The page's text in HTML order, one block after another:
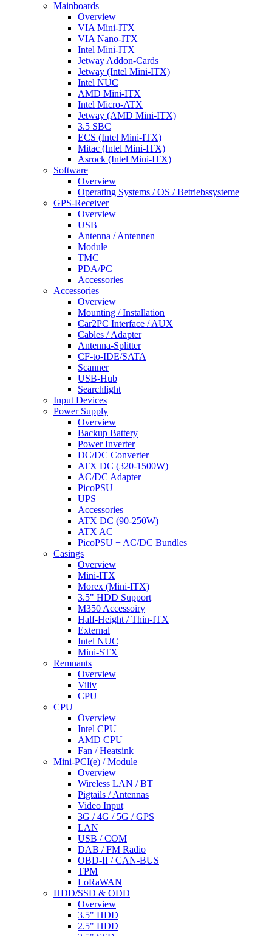
Mainboards
Overview
VIA Mini-ITX
VIA Nano-ITX
Intel Mini-ITX
Jetway Addon-Cards
Jetway (Intel Mini-ITX)
Intel NUC
AMD Mini-ITX
Intel Micro-ATX
Jetway (AMD Mini-ITX)
3.5 SBC
ECS (Intel Mini-ITX)
Mitac (Intel Mini-ITX)
Asrock (Intel Mini-ITX)
Software
Overview
Operating Systems / OS / Betriebssysteme
GPS-Receiver
Overview
USB
Antenna / Antennen
Module
TMC
PDA/PC
Accessories
Accessories
Overview
Mounting / Installation
Car2PC Interface / AUX
Cables / Adapter
Antenna-Splitter
CF-to-IDE/SATA
Scanner
USB-Hub
Searchlight
Input Devices
Power Supply
Overview
Backup Battery
Power Inverter
DC/DC Converter
ATX DC (320-1500W)
AC/DC Adapter
PicoPSU
UPS
Accessories
ATX DC (90-250W)
ATX AC
PicoPSU + AC/DC Bundles
Casings
Overview
Mini-ITX
Morex (Mini-ITX)
3.5" HDD Support
M350 Accessoiry
Half-Height / Thin-ITX
External
Intel NUC
Mini-STX
Remnants
Overview
Viliv
CPU
CPU
Overview
Intel CPU
AMD CPU
Fan / Heatsink
Mini-PCI(e) / Module
Overview
Wireless LAN / BT
Pigtails / Antennas
Video Input
3G / 4G / 5G / GPS
LAN
USB / COM
DAB / FM Radio
OBD-II / CAN-BUS
TPM
LoRaWAN
HDD/SSD & ODD
Overview
3.5" HDD
2.5" HDD